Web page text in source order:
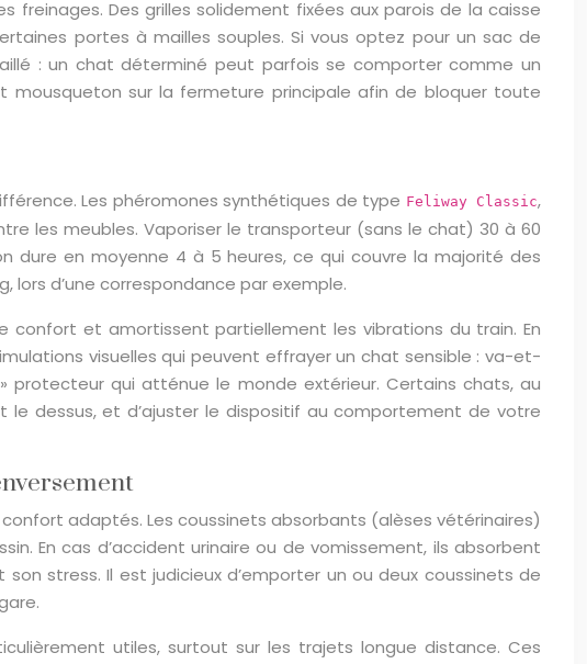
Des grilles solidement fixées aux parois de la caisse
portes à mailles souples. Si vous optez pour un sac de
: un chat déterminé peut parfois se comporter comme un
mousqueton sur la fermeture principale afin de bloquer toute
Les phéromones synthétiques de type Feliway Classic,
les meubles. Vaporiser le transporteur (sans le chat) 30 à 60
en moyenne 4 à 5 heures, ce qui couvre la majorité des
lors d’une correspondance par exemple.
confort et amortissent partiellement les vibrations du train. En
visuelles qui peuvent effrayer un chat sensible : va-et-
protecteur qui atténue le monde extérieur. Certains chats, au
le dessus, et d’ajuster le dispositif au comportement de votre
adaptés. Les coussinets absorbants (alèses vétérinaires)
En cas d’accident urinaire ou de vomissement, ils absorbent
stress. Il est judicieux d’emporter un ou deux coussinets de
utiles, surtout sur les trajets longue distance. Ces